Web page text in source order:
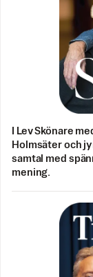
I Lev Skönare
Holmsäter och
samtal med
mening.